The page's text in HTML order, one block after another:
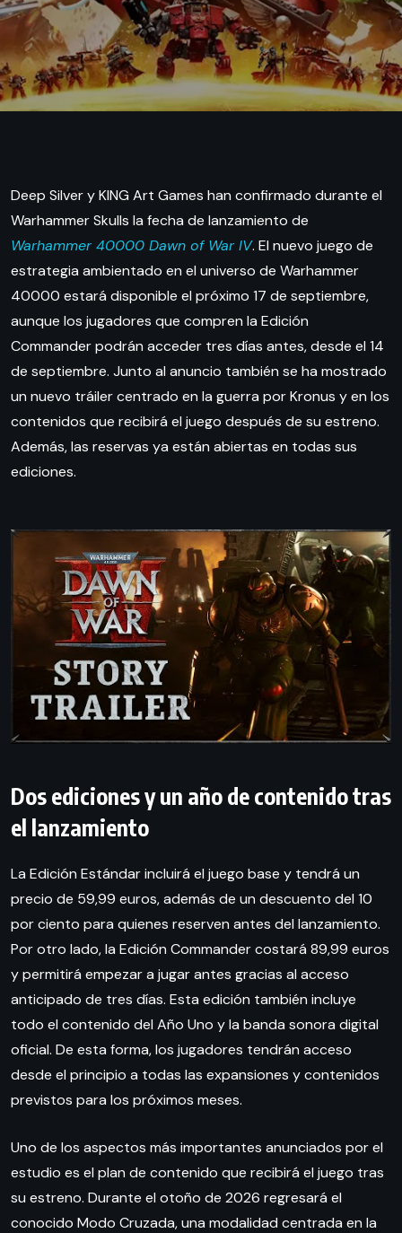
Deep Silver y KING Art Games han confirmado durante el
Warhammer Skulls la fecha de lanzamiento de
Warhammer 40000 Dawn of War IV. El nuevo juego de
estrategia ambientado en el universo de Warhammer
40000 estará disponible el próximo 17 de septiembre,
aunque los jugadores que compren la Edición
Commander podrán acceder tres días antes, desde el 14
de septiembre. Junto al anuncio también se ha mostrado
un nuevo tráiler centrado en la guerra por Kronus y en los
contenidos que recibirá el juego después de su estreno.
Además, las reservas ya están abiertas en todas sus
ediciones.
Dos ediciones y un año de contenido tras
el lanzamiento
La Edición Estándar incluirá el juego base y tendrá un
precio de 59,99 euros, además de un descuento del 10
por ciento para quienes reserven antes del lanzamiento.
Por otro lado, la Edición Commander costará 89,99 euros
y permitirá empezar a jugar antes gracias al acceso
anticipado de tres días. Esta edición también incluye
todo el contenido del Año Uno y la banda sonora digital
oficial. De esta forma, los jugadores tendrán acceso
desde el principio a todas las expansiones y contenidos
previstos para los próximos meses.
Uno de los aspectos más importantes anunciados por el
estudio es el plan de contenido que recibirá el juego tras
su estreno. Durante el otoño de 2026 regresará el
conocido Modo Cruzada, una modalidad centrada en la